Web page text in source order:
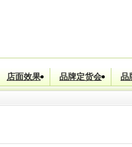
优优 (女装 休闲服饰
店面效果 品牌定货会 品